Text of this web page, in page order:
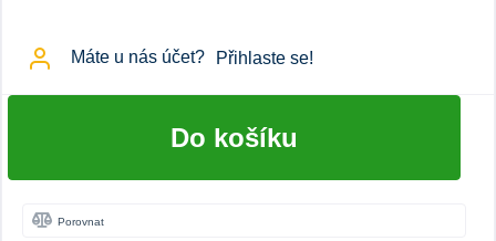
Máte u nás účet? Přihlaste se!
Do košíku
Porovnat